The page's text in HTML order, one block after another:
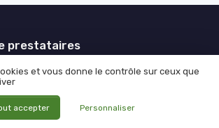
prestataires
15h pour les chauffeurs routiers : enjeux et
et vous donne le contrôle sur ceux que
accepter Personnaliser